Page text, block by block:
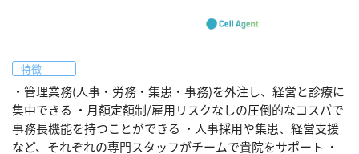
特徴
・管理業務(人事・労務・集患・事務)を外注し、経営と診療に
集中できる ・月額定額制/雇用リスクなしの圧倒的なコスパで
事務長機能を持つことができる ・人事採用や集患、経営支援
など、それぞれの専門スタッフがチームで貴院をサポート ・